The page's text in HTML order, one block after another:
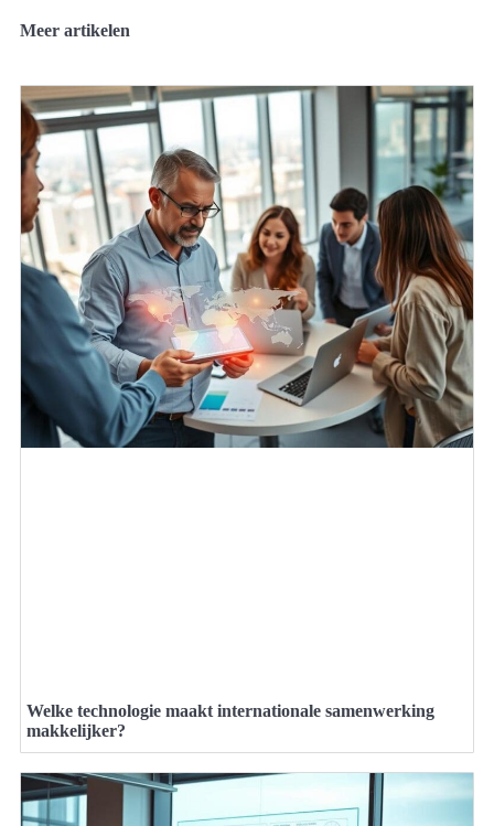
Meer artikelen
Welke technologie maakt internationale samenwerking
makkelijker?